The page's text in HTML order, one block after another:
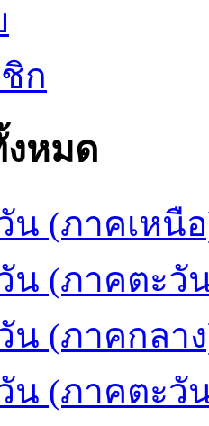
ก
หมด
น (ภาคเหนื
น (ภาคตะวั
น (ภาคกลา
น (ภาคตะวั